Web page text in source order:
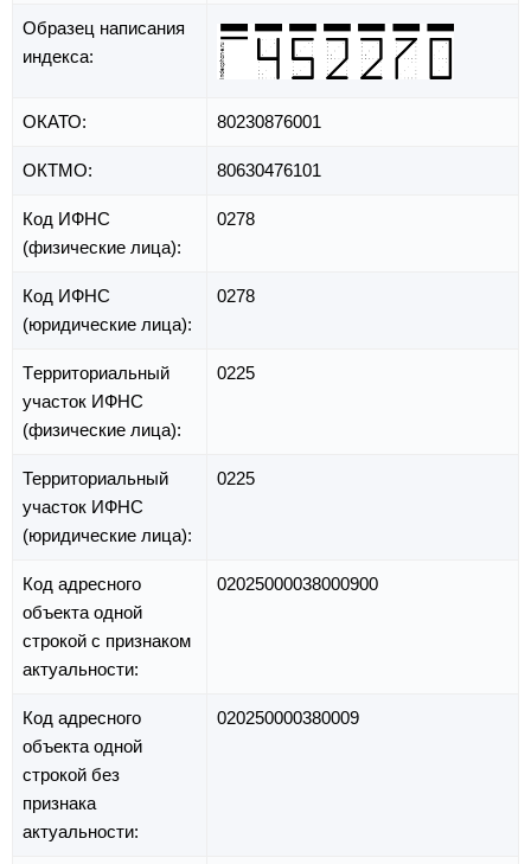
Образец написания
индекса:
ОКАТО: 80230876001
ОКТМО: 80630476101
Код ИФНС
(физические лица):
0278
Код ИФНС
(юридические лица):
0278
Территориальный
участок ИФНС
(физические лица):
0225
Территориальный
участок ИФНС
(юридические лица):
0225
Код адресного
объекта одной
строкой с признаком
актуальности:
02025000038000900
Код адресного
объекта одной
строкой без
признака
актуальности:
020250000380009